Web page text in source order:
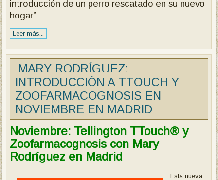
introducción de un perro rescatado en su nuevo
hogar”.
Leer más...
MARY RODRÍGUEZ:
INTRODUCCIÓN A TTOUCH Y
ZOOFARMACOGNOSIS EN
NOVIEMBRE EN MADRID
Noviembre: Tellington TTouch® y
Zoofarmacognosis con Mary
Rodríguez en Madrid
Esta nueva